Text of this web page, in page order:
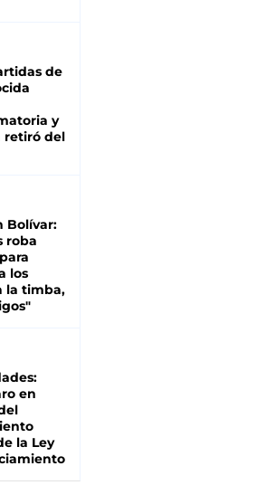
de
y
retiró del
Bolívar:
roba
los
la timba,
en
la Ley